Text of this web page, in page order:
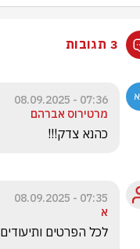
3 תגובות
07:36 - 08.09.2025
מרטירוס אברהם
כהנא צדק!!!
07:35 - 08.09.2025
א